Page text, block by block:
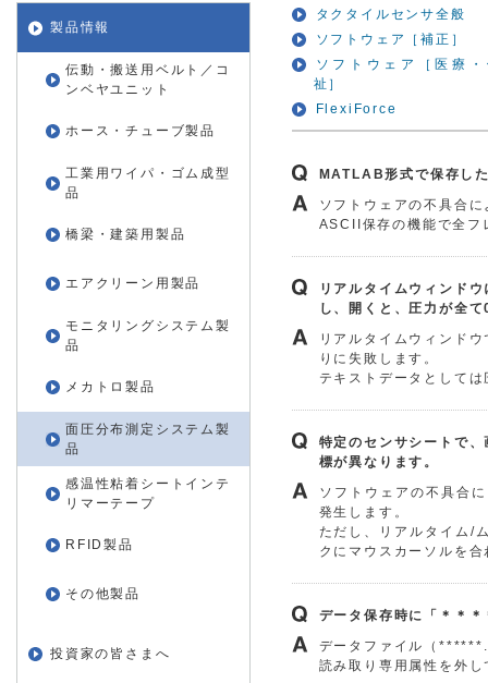
製品情報
伝動・搬送用ベルト／コ
ンベヤユニット
ホース・チューブ製品
工業用ワイパ・ゴム成型
品
橋梁・建築用製品
エアクリーン用製品
モニタリングシステム製
品
メカトロ製品
面圧分布測定システム製
品
感温性粘着シートインテ
リマーテープ
RFID製品
その他製品
投資家の皆さまへ
タクタイルセンサ全般
ソフトウェア［補正］
ソフトウェア［医療
祉］
FlexiForce
MATLAB形式で保存し
ソフトウェアの不具合
ASCII保存の機能で全フ
リアルタイムウィンド
し、開くと、圧力が全
リアルタイムウィンド
りに失敗します。
テキストデータとして
特定のセンサシートで
標が異なります。
ソフトウェアの不具合
発生します。
ただし、リアルタイム/
クにマウスカーソルを
データ保存時に「＊＊
データファイル（
読み取り専用属性を外